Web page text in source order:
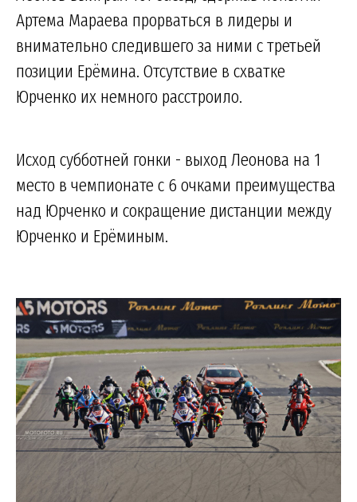
Артема Мараева прорваться в лидеры и
внимательно следившего за ними с третьей
позиции Ерёмина. Отсутствие в схватке
Юрченко их немного расстроило.
Исход субботней гонки - выход Леонова на 1
место в чемпионате с 6 очками преимущества
над Юрченко и сокращение дистанции между
Юрченко и Ерёминым.